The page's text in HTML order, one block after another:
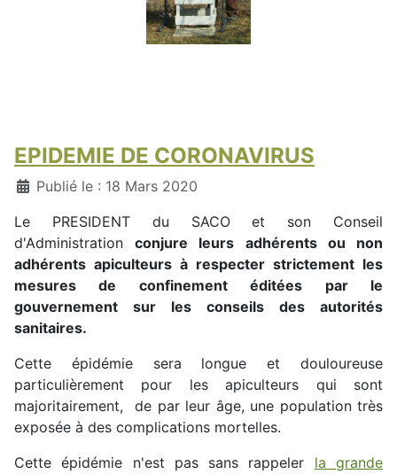
EPIDEMIE DE CORONAVIRUS
DétailsPublié le : 18 Mars 2020
Le PRESIDENT du SACO et son Conseil
d'Administrationconjure leurs adhérents ou non
adhérents apiculteurs à respecter strictement les
mesures de confinement éditées par le
gouvernement sur les conseils des autorités
sanitaires.
Cette épidémie sera longue et douloureuse
particulièrement pour les apiculteurs qui sont
majoritairement, de par leur âge, une population très
exposée à des complications mortelles.
Cette épidémie n'est pas sans rappeler la grande